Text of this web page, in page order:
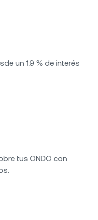
un 1.9 % de interés
tus ONDO con